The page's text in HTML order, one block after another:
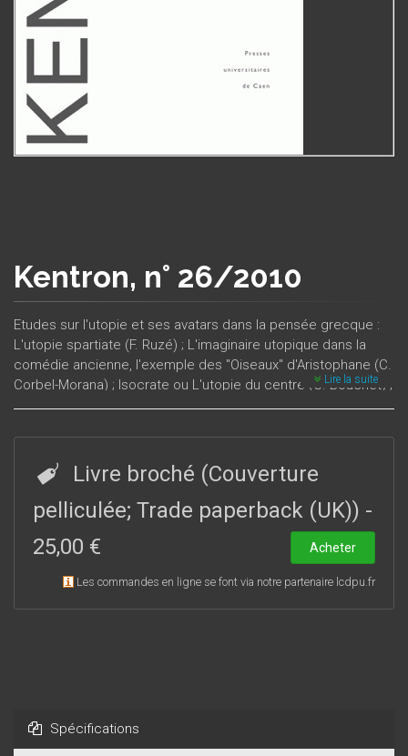
Kentron, n° 26/2010
Etudes sur l'utopie et ses avatars dans la pensée grecque :
L'utopie spartiate (F. Ruzé) ; L'imaginaire utopique dans la
comédie ancienne, l'exemple des "Oiseaux" d'Aristophane (C.
Corbel-Morana) ; Isocrate ou L'utopie du centre (C. Bouchet) ;
Le désert chrétien, avatar des utopies antiques ? (B.
Lire la suite
Livre broché (Couverture
pelliculée; Trade paperback (UK)) -
25,00 €
Acheter
Les commandes en ligne se font via notre partenaire lcdpu.fr
Spécifications